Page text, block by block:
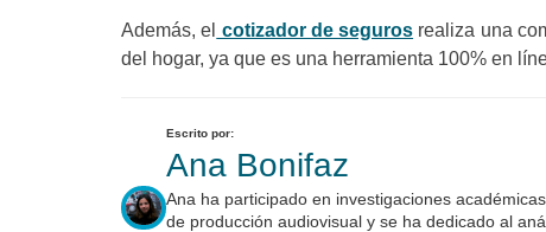
Además, el cotizador de seguros realiza una
del hogar, ya que es una herramienta 100% en
Escrito por:
Ana Bonifaz
Ana ha participado en investigaciones
de producción audiovisual y se ha dedicado al